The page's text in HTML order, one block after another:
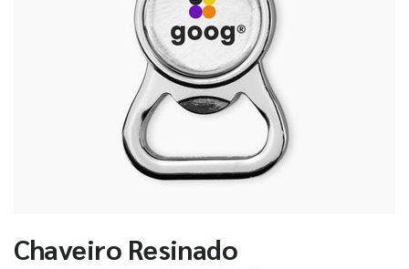
Chaveiro Resinado